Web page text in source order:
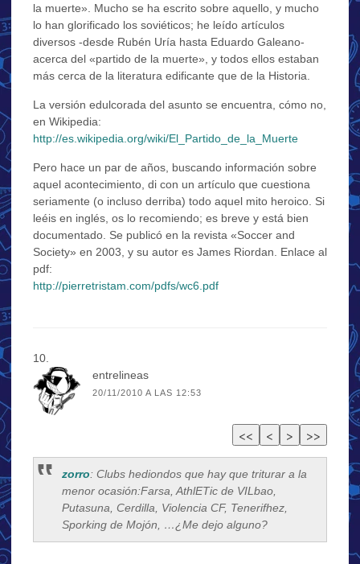
la muerte». Mucho se ha escrito sobre aquello, y mucho
lo han glorificado los soviéticos; he leído artículos
diversos -desde Rubén Uría hasta Eduardo Galeano-
acerca del «partido de la muerte», y todos ellos estaban
más cerca de la literatura edificante que de la Historia.
La versión edulcorada del asunto se encuentra, cómo no,
en Wikipedia:
http://es.wikipedia.org/wiki/El_Partido_de_la_Muerte
Pero hace un par de años, buscando información sobre
aquel acontecimiento, di con un artículo que cuestiona
seriamente (o incluso derriba) todo aquel mito heroico. Si
leéis en inglés, os lo recomiendo; es breve y está bien
documentado. Se publicó en la revista «Soccer and
Society» en 2003, y su autor es James Riordan. Enlace al
pdf:
http://pierretristam.com/pdfs/wc6.pdf
entrelineas
20/11/2010 A LAS 12:53
zorro: Clubs hediondos que hay que triturar a la
menor ocasión:Farsa, AthlETic de VILbao,
Putasuna, Cerdilla, Violencia CF, Tenerifhez,
Sporking de Mojón, …¿Me dejo alguno?